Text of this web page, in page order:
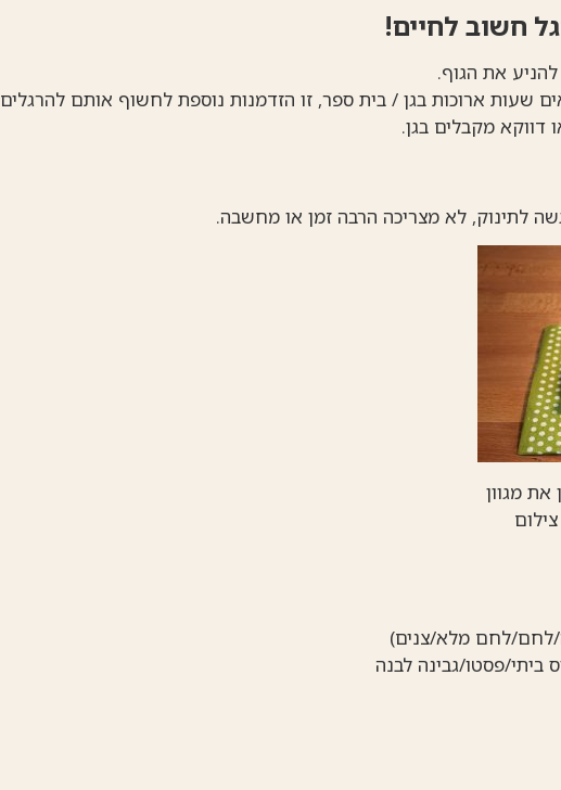
חשוב לחיים!
את הגוף.
שעות ארוכות בגן / בית ספר, זו הזדמנות נוספת לחשוף אותם להרגלים
דווקא מקבלים בגן.
לתינוק, לא מצריכה הרבה זמן או מחשבה.
מגוון
לחם/לחם מלא/צנים)
ביתי/פסטו/גבינה לבנה